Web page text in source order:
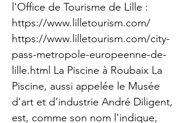
l'Office de Tourisme de Lille :
https://www.lilletourism.com/
https://www.lilletourism.com/city-
pass-metropole-europeenne-de-
lille.html La Piscine à Roubaix La
Piscine, aussi appelée le Musée
d’art et d’industrie André Diligent,
est, comme son nom l'indique,